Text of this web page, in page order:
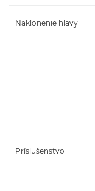
Naklonenie hlavy
Príslušenstvo